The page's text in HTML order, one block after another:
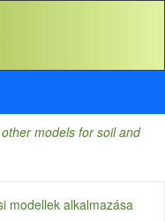
models for soil and
modellek alkalmazása